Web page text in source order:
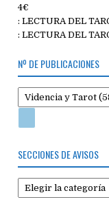
4€
: LECTURA DEL
: LECTURA DEL
Nº DE PUBLICACIONES
SECCIONES DE AVISOS
Secciones
de